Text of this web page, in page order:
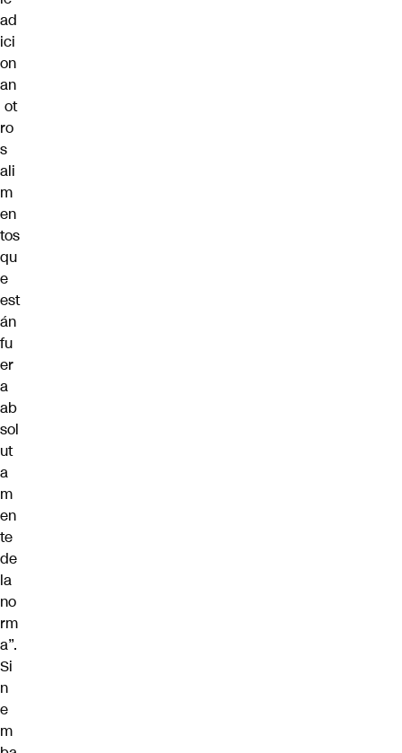
ad
ici
on
an
ot
ro
s
ali
m
en
tos
qu
e
est
án
fu
er
a
ab
sol
ut
a
m
en
te
de
la
no
rm
a”.
Si
n
e
m